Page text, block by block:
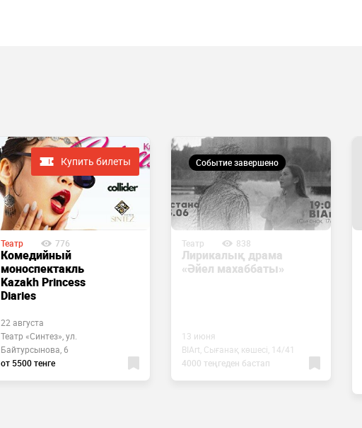
Купить билеты
Театр 776
Комедийный
моноспектакль
Kazakh Princess
Diaries
22 августа
Театр «Синтез», ул.
Байтурсынова, 6
от 5500 тенге
Событие завершено
Театр 838
Лирикалық драма
«Әйел махаббаты»
13 июня
BIArt, Сығанақ көшесі, 14/41
4000 теңгеден бастап